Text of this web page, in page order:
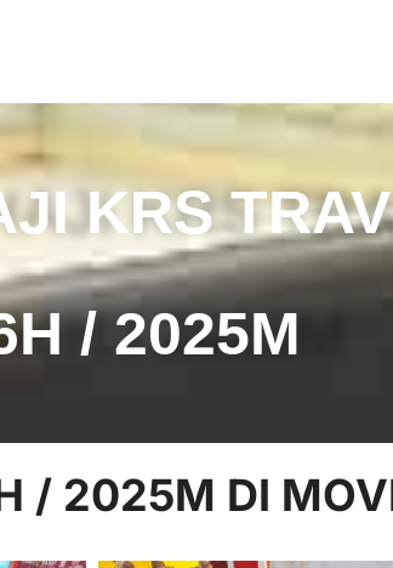
KRS
/ 2025M
/ 2025M DI